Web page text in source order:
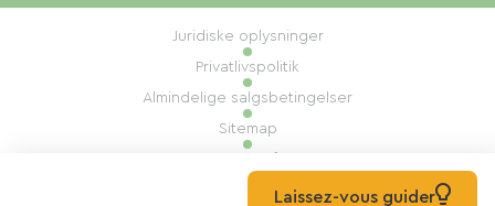
Juridiske oplysninger
Privatlivspolitik
Almindelige salgsbetingelser
Sitemap
Udført af: Mill, PrivasLaissez-vous guider